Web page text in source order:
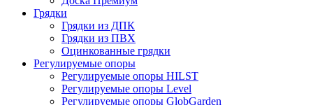
Грядки
Грядки из ДПК
Грядки из ПВХ
Оцинкованные грядки
Регулируемые опоры
Регулируемые опоры HILST
Регулируемые опоры Level
Регулируемые опоры GlobGarden